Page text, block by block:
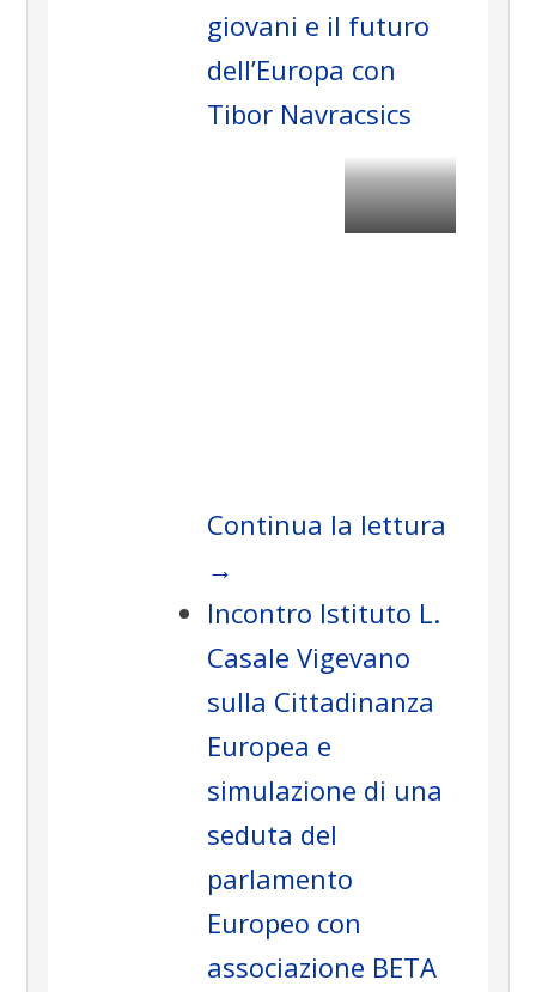
giovani e il futuro
dell’Europa con
Tibor Navracsics
Continua la lettura
→
Incontro Istituto L.
Casale Vigevano
sulla Cittadinanza
Europea e
simulazione di una
seduta del
parlamento
Europeo con
associazione BETA